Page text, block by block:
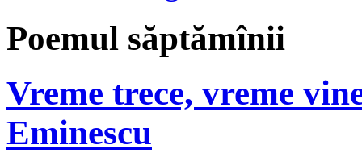
Poemul săptămînii
Vreme trece, vreme
Eminescu